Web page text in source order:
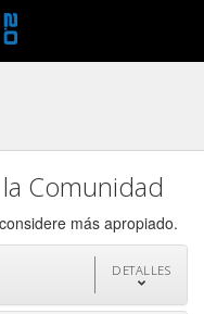
Comunidad
más apropiado.
DETALLES